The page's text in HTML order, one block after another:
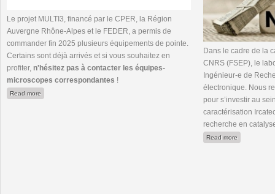
Le projet MULTI3, financé par le CPER, la Région
Auvergne Rhône-Alpes et le FEDER, a permis de
commander fin 2025 plusieurs équipements de pointe.
Certains sont déjà arrivés et si vous souhaitez en
profiter, n'hésitez pas à contacter les équipes-
microscopes correspondantes !
Read more
Dans le cadre de la
CNRS (FSEP), le
Ingénieur-e de
électronique. Nous
pour s’investir au
caractérisation
recherche en
Read more